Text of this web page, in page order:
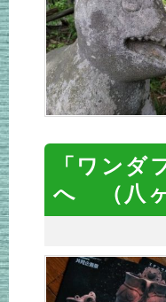
「ワンダ
へ （八ヶ